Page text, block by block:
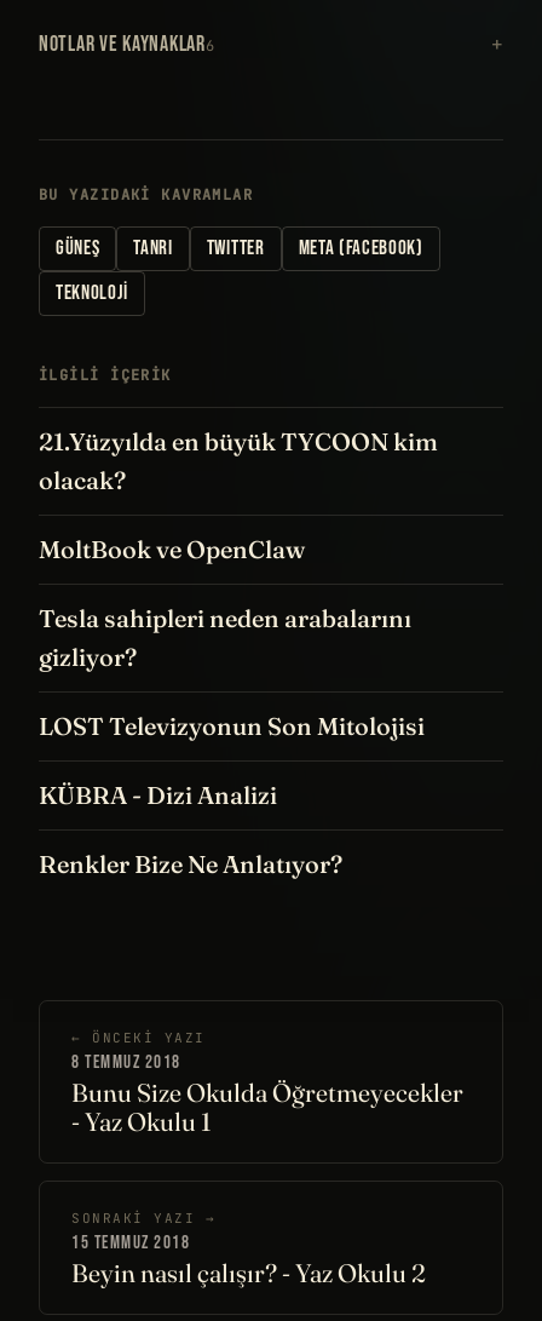
NOTLAR VE KAYNAKLAR6
BU YAZIDAKI KAVRAMLAR
GÜNEŞ TANRI TWITTER
META (FACEBOOK)
TEKNOLOJI
İLGILI IÇERIK
21.Yüzyılda en büyük TYCOON kim
olacak?
MoltBook ve OpenClaw
Tesla sahipleri neden arabalarını
gizliyor?
LOST Televizyonun Son Mitolojisi
KÜBRA - Dizi Analizi
Renkler Bize Ne Anlatıyor?
← ÖNCEKI YAZI
8 TEMMUZ 2018
Bunu Size Okulda Öğretmeyecekler
- Yaz Okulu 1
SONRAKI YAZI →
15 TEMMUZ 2018
Beyin nasıl çalışır? - Yaz Okulu 2